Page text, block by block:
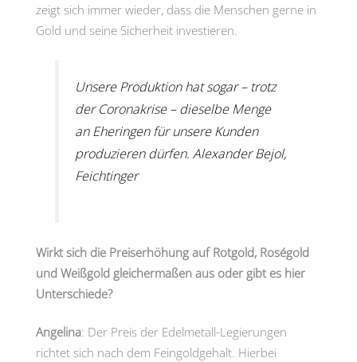
zeigt sich immer wieder, dass die Menschen gerne in
Gold und seine Sicherheit investieren.
Unsere Produktion hat sogar – trotz
der Coronakrise – dieselbe Menge
an Eheringen für unsere Kunden
produzieren dürfen. Alexander Bejol,
Feichtinger
Wirkt sich die Preiserhöhung auf Rotgold, Roségold
und Weißgold gleichermaßen aus oder gibt es hier
Unterschiede?
Angelina: Der Preis der Edelmetall-Legierungen
richtet sich nach dem Feingoldgehalt. Hierbei